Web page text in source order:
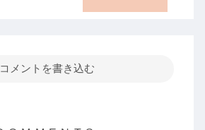
コメントを書き込む